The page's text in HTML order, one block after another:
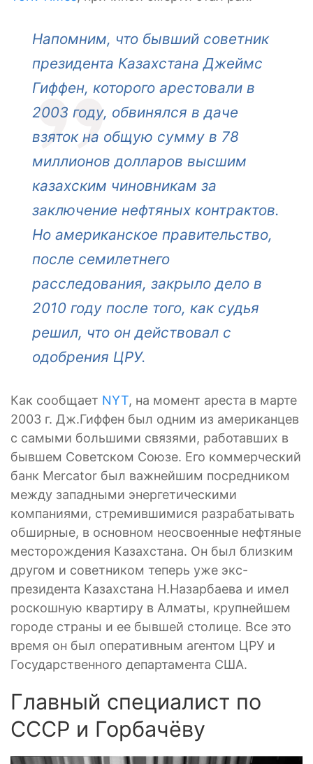
Напомним, что бывший советник
президента Казахстана Джеймс
Гиффен, которого арестовали в
2003 году, обвинялся в даче
взяток на общую сумму в 78
миллионов долларов высшим
казахским чиновникам за
заключение нефтяных контрактов.
Но американское правительство,
после семилетнего
расследования, закрыло дело в
2010 году после того, как судья
решил, что он действовал с
одобрения ЦРУ.
Как сообщает NYT, на момент ареста в марте
2003 г. Дж.Гиффен был одним из американцев
с самыми большими связями, работавших в
бывшем Советском Союзе. Его коммерческий
банк Mercator был важнейшим посредником
между западными энергетическими
компаниями, стремившимися разрабатывать
обширные, в основном неосвоенные нефтяные
месторождения Казахстана. Он был близким
другом и советником теперь уже экс-
президента Казахстана Н.Назарбаева и имел
роскошную квартиру в Алматы, крупнейшем
городе страны и ее бывшей столице. Все это
время он был оперативным агентом ЦРУ и
Государственного департамента США.
Главный специалист по
СССР и Горбачёву